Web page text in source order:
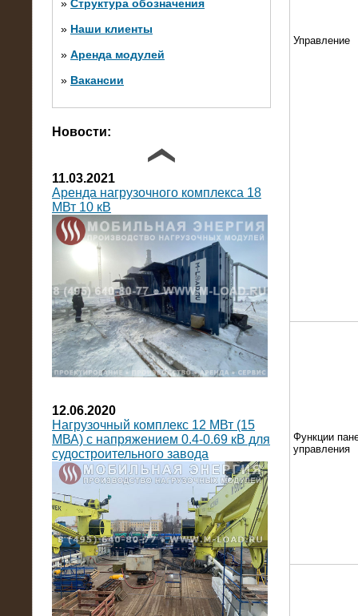
» Структура обозначения
» Наши клиенты
» Аренда модулей
» Вакансии
Новости:
11.03.2021
Аренда нагрузочного комплекса 18
МВт 10 кВ
12.06.2020
Нагрузочный комплекс 12 МВт (15
МВА) с напряжением 0.4-0.69 кВ для
судостроительного завода
Управление
Функции
управления